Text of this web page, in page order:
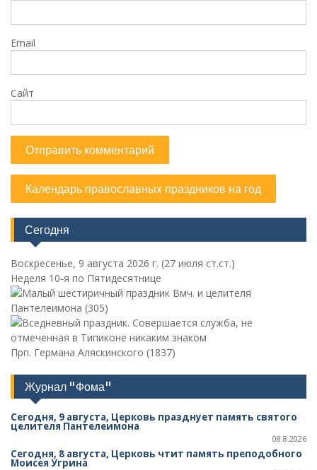
Email
Сайт
Календарь православных праздников на год
Сегодня
Воскресенье, 9 августа 2026 г. (27 июля ст.ст.)
Неделя 10-я по Пятидесятнице
Вмч. и целителя
Пантелеимона (305)
Прп. Германа Аляскинского (1837)
Журнал "Фома"
Сегодня, 9 августа, Церковь празднует память святого
целителя Пантелеимона
08.8.2026
Сегодня, 8 августа, Церковь чтит память преподобного
Моисея Угрина